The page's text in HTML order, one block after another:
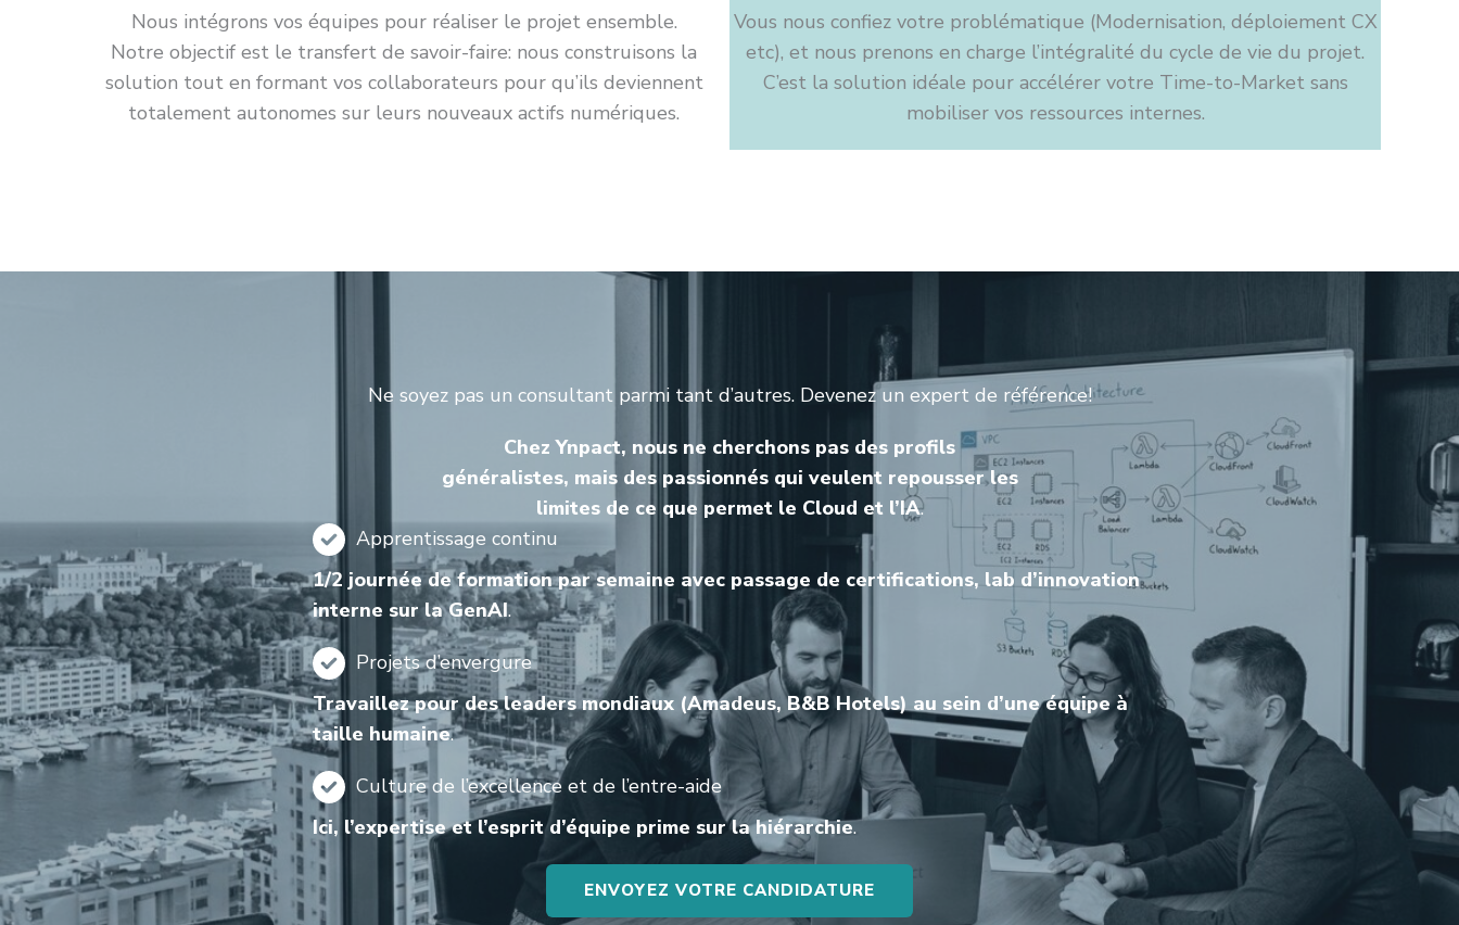
Nous intégrons vos équipes pour réaliser le projet ensemble.
Notre objectif est le transfert de savoir-faire: nous construisons la
solution tout en formant vos collaborateurs pour qu’ils deviennent
totalement autonomes sur leurs nouveaux actifs numériques.
Vous nous confiez votre problématique (Modernisation, déploiement CX
etc), et nous prenons en charge l’intégralité du cycle de vie du projet.
C’est la solution idéale pour accélérer votre Time-to-Market sans
mobiliser vos ressources internes.
Ne soyez pas un consultant parmi tant d’autres. Devenez un expert de référence!
Chez Ynpact, nous ne cherchons pas des profils
généralistes, mais des passionnés qui veulent repousser les
limites de ce que permet le Cloud et l’IA.
Apprentissage continu
1/2 journée de formation par semaine avec passage de certifications, lab d’innovation
interne sur la GenAI.
Projets d’envergure
Travaillez pour des leaders mondiaux (Amadeus, B&B Hotels) au sein d’une équipe à
taille humaine.
Culture de l’excellence et de l’entre-aide
Ici, l’expertise et l’esprit d’équipe prime sur la hiérarchie.
ENVOYEZ VOTRE CANDIDATURE